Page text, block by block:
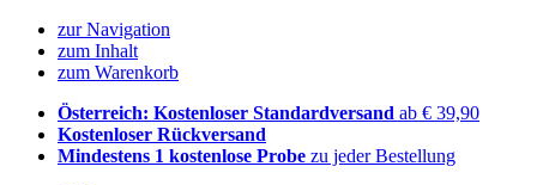
zur Navigation
zum Inhalt
zum Warenkorb
Österreich: Kostenloser Standardversand ab € 39,90
Kostenloser Rückversand
Mindestens 1 kostenlose Probe zu jeder Bestellung